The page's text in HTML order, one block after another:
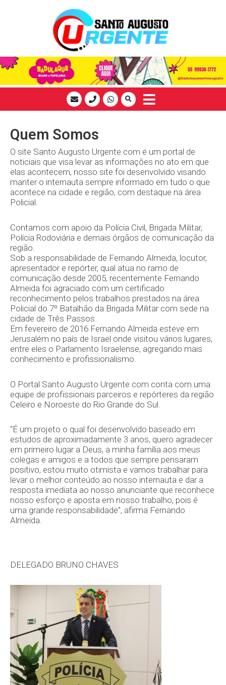
Quem Somos
O site Santo Augusto Urgente.com é um portal de
noticiais que visa levar as informações no ato em que
elas acontecem, nosso site foi desenvolvido visando
manter o internauta sempre informado em tudo o que
acontece na cidade e região, com destaque na área
Policial.
Contamos com apoio da Polícia Civil, Brigada Militar,
Polícia Rodoviária e demais órgãos de comunicação da
região.
Sob a responsabilidade de Fernando Almeida, locutor,
apresentador e repórter, qual atua no ramo de
comunicação desde 2005, recentemente Fernando
Almeida foi agraciado com um certificado
reconhecimento pelos trabalhos prestados na área
Policial do 7º Batalhão da Brigada Militar com sede na
cidade de Três Passos.
Em fevereiro de 2016 Fernando Almeida esteve em
Jerusalém no país de Israel onde visitou vários lugares,
entre eles o Parlamento Israelense, agregando mais
conhecimento e profissionalismo.
O Portal Santo Augusto Urgente.com conta com uma
equipe de profissionais parceiros e repórteres da região
Celeiro e Noroeste do Rio Grande do Sul.
“É um projeto o qual foi desenvolvido baseado em
estudos de aproximadamente 3 anos, quero agradecer
em primeiro lugar a Deus, a minha família aos meus
colegas e amigos e a todos que sempre pensaram
positivo, estou muito otimista e vamos trabalhar para
levar o melhor conteúdo ao nosso internauta e dar a
resposta imediata ao nosso anunciante que reconhece
nosso esforço e aposta em nosso trabalho, pois é
uma grande responsabilidade”, afirma Fernando
Almeida.
DELEGADO BRUNO CHAVES